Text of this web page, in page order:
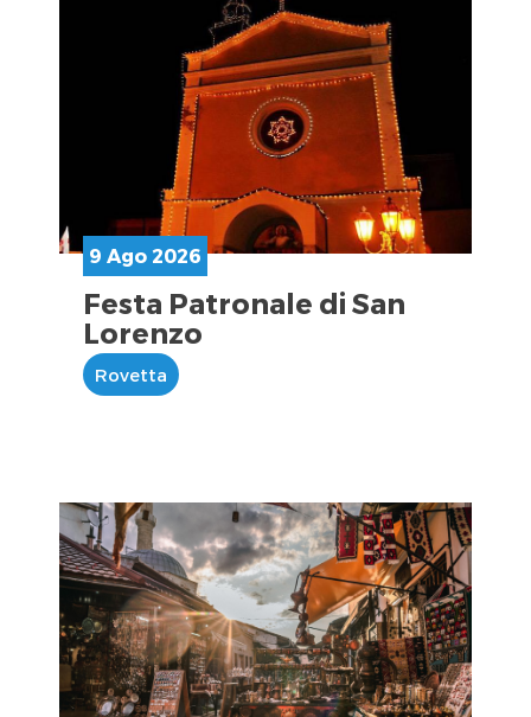
9 Ago 2026
Festa Patronale di San
Lorenzo
Rovetta